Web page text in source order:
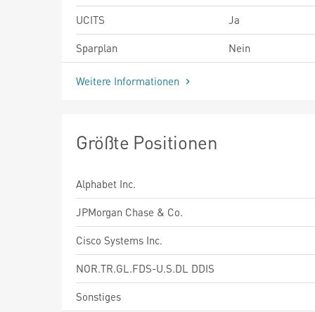
UCITS
Ja
Sparplan
Nein
Weitere Informationen
Größte Positionen
Alphabet Inc.
JPMorgan Chase & Co.
Cisco Systems Inc.
NOR.TR.GL.FDS-U.S.DL DDIS
Sonstiges